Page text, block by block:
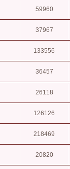
59960
37967
133556
36457
26118
126126
218469
20820